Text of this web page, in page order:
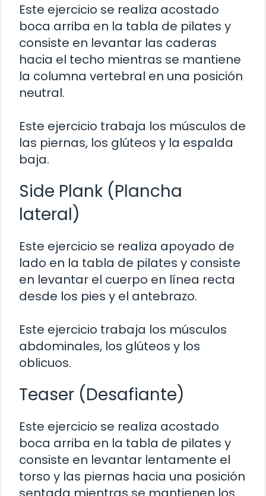
Este ejercicio se realiza acostado
boca arriba en la tabla de pilates y
consiste en levantar las caderas
hacia el techo mientras se mantiene
la columna vertebral en una posición
neutral.
Este ejercicio trabaja los músculos de
las piernas, los glúteos y la espalda
baja.
Side Plank (Plancha
lateral)
Este ejercicio se realiza apoyado de
lado en la tabla de pilates y consiste
en levantar el cuerpo en línea recta
desde los pies y el antebrazo.
Este ejercicio trabaja los músculos
abdominales, los glúteos y los
oblicuos.
Teaser (Desafiante)
Este ejercicio se realiza acostado
boca arriba en la tabla de pilates y
consiste en levantar lentamente el
torso y las piernas hacia una posición